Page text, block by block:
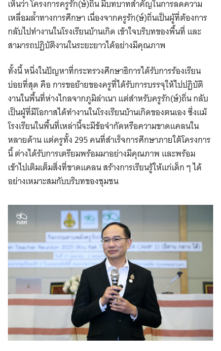
เห็นว่า โครงการครูรัก(ษ์)ถิ่น มีบทบาทสำคัญในการลดความ
เหลื่อมล้ำทางการศึกษา เนื่องจากครูรัก(ษ์)ถิ่นเป็นผู้ที่ต้องการ
กลับไปทำงานในโรงเรียนบ้านเกิด เข้าใจบริบทของพื้นที่ และ
สามารถปฏิบัติงานในระยะยาวได้อย่างมีคุณภาพ
ทั้งนี้ หนึ่งในปัญหาที่กระทรวงศึกษาธิการได้รับการร้องเรียน
บ่อยที่สุด คือ การขอย้ายของครูที่ได้รับการบรรจุให้ไปปฏิบัติ
งานในพื้นที่ห่างไกลจากภูมิลำเนา แต่สำหรับครูรัก(ษ์)ถิ่น กลับ
เป็นผู้ที่มีโอกาสได้ทำงานในโรงเรียนบ้านเกิดของตนเอง ซึ่งแม้
โรงเรียนในพื้นที่เหล่านี้จะมีข้อจำกัดหรือความขาดแคลนใน
หลายด้าน แต่ครูทั้ง 295 คนที่สำเร็จการศึกษาภายใต้โครงการ
นี้ ต่างได้รับการเตรียมพร้อมมาอย่างมีคุณภาพ และพร้อม
เข้าไปเติมเต็มสิ่งที่ขาดแคลน สร้างการเรียนรู้ให้แก่เด็ก ๆ ได้
อย่างเหมาะสมกับบริบทของชุมชน